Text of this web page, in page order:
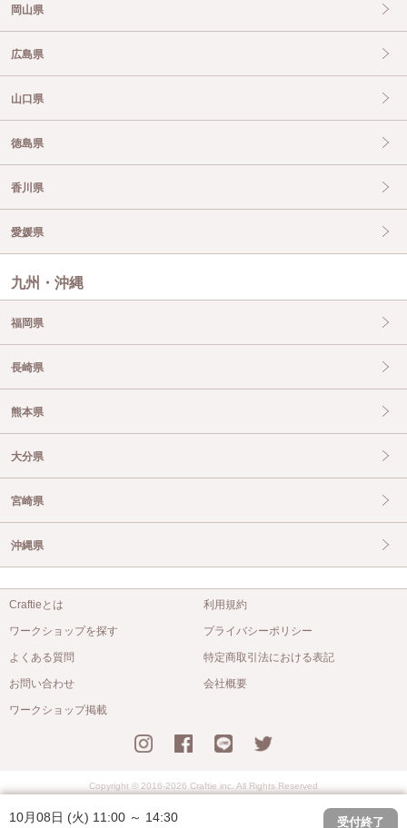
10月08日 (火) 11:00 ～ 14:30 受付終了
岡山県
広島県
山口県
徳島県
香川県
愛媛県
九州・沖縄
福岡県
長崎県
熊本県
大分県
宮崎県
沖縄県
Craftieとは
ワークショップを探す
よくある質問
お問い合わせ
ワークショップ掲載
利用規約
プライバシーポリシー
特定商取引法における表記
会社概要
Copyright © 2016-2026 Craftie inc. All Rights Reserved